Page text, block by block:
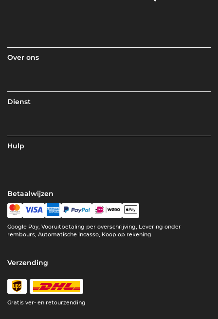
Over ons
Dienst
Hulp
Betaalwijzen
Google Pay, Vooruitbetaling per overschrijving, Levering onder
rembours, Automatische incasso, Koop op rekening
Verzending
Gratis ver- en retourzending